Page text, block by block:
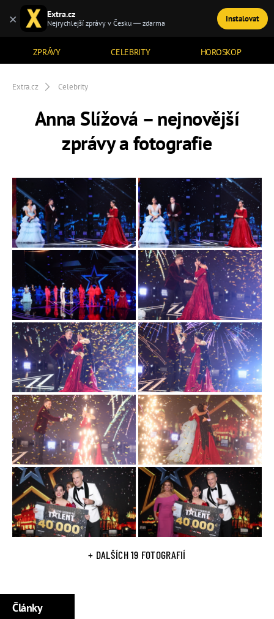
ZPRÁVY CELEBRITY HOROSKOP
TÉMATA
Extra.cz Celebrity
Anna Slížová – nejnovější
zprávy a fotografie
+ DALŠÍCH 19 FOTOGRAFIÍ
Články
× Extra.cz
Nejrychlejší zprávy v Česku — zdarma Instalovat